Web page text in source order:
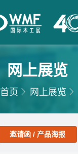
网上展览
首页 网上展览
邀请函 / 产品海报